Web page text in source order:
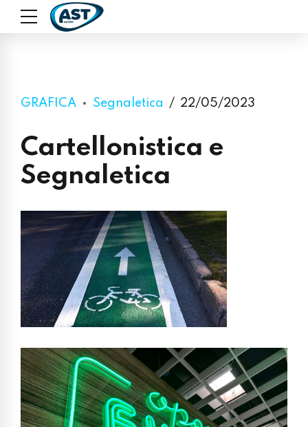
GRAFICA Segnaletica 22/05/2023
Cartellonistica e
Segnaletica